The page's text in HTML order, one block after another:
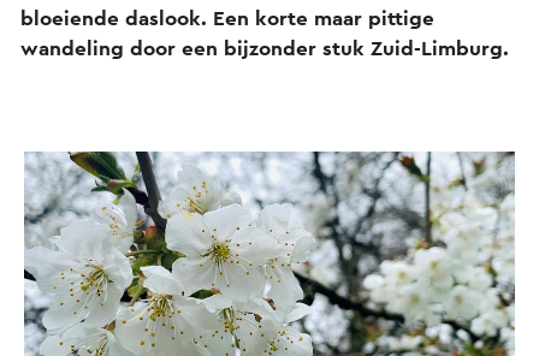
bloeiende daslook. Een korte maar pittige
wandeling door een bijzonder stuk Zuid-Limburg.